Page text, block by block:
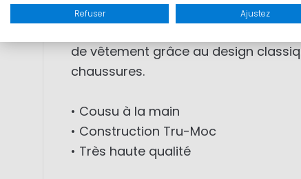
CARACTERISTIQUES: Le
de veau. Peut-être porté comme
de vêtement grâce au design
chaussures.
• Cousu à la main
• Construction Tru-Moc
• Très haute qualité
Refuser Ajustez